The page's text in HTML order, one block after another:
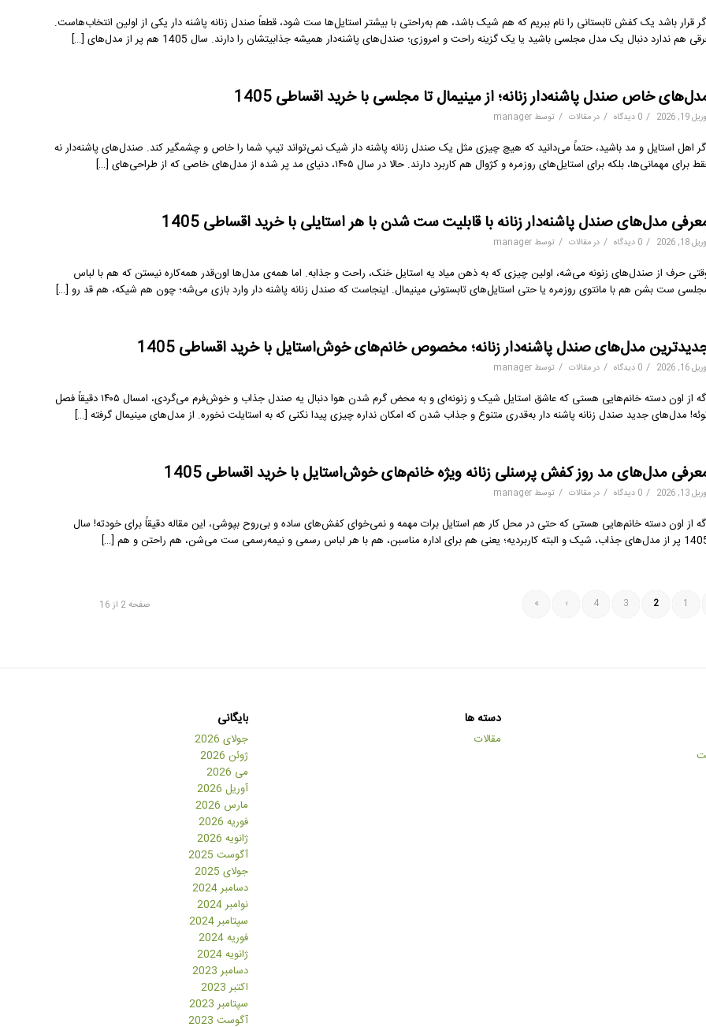
قرار باشد یک کفش تابستانی را نام ببریم که هم شیک باشد، هم به‌راحتی با بیشتر استایل‌ها ست شود، قطعاً صندل زنانه پاشنه دار یکی از اولین انتخاب‌هاست.
هم ندارد دنبال یک مدل مجلسی باشید یا یک گزینه راحت و امروزی؛ صندل‌های پاشنه‌دار همیشه جذابیتشان را دارند. سال 1405 هم پر از مدل‌های […]
خاص صندل پاشنه‌دار زنانه؛ از مینیمال تا مجلسی با خرید اقساطی 1405
19, 2026
/ 0 دیدگاه / درمقالات / توسط manager
اهل استایل و مد باشید، حتماً می‌دانید که هیچ چیزی مثل یک صندل زنانه پاشنه دار شیک نمی‌تواند تیپ شما را خاص و چشمگیر کند. صندل‌های پاشنه‌دار نه
برای مهمانی‌ها، بلکه برای استایل‌های روزمره و کژوال هم کاربرد دارند. حالا در سال ۱۴۰۵، دنیای مد پر شده از مدل‌های خاصی که از طراحی‌های […]
مدل‌های صندل پاشنه‌دار زنانه با قابلیت ست شدن با هر استایلی با خرید اقساطی 1405
18, 2026
/ 0 دیدگاه / درمقالات / توسط manager
حرف از صندل‌های زنونه می‌شه، اولین چیزی که به ذهن میاد یه استایل خنک، راحت و جذابه. اما همه‌ی مدل‌ها اون‌قدر همه‌کاره نیستن که هم با لباس
ست بشن هم با مانتوی روزمره یا حتی استایل‌های تابستونی مینیمال. اینجاست که صندل زنانه پاشنه دار وارد بازی می‌شه؛ چون هم شیکه، هم قد رو […]
مدل‌های صندل پاشنه‌دار زنانه؛ مخصوص خانم‌های خوش‌استایل با خرید اقساطی 1405
16, 2026
/ 0 دیدگاه / درمقالات / توسط manager
اگه از اون دسته خانم‌هایی هستی که عاشق استایل شیک و زنونه‌ای و به محض گرم شدن هوا دنبال یه صندل جذاب و خوش‌فرم می‌گردی، امسال ۱۴۰۵ دقیقاً فصل
مدل‌های جدید صندل زنانه پاشنه دار به‌قدری متنوع و جذاب شدن که امکان نداره چیزی پیدا نکنی که به استایلت نخوره. از مدل‌های مینیمال گرفته […]
مدل‌های مد روز کفش پرسنلی زنانه ویژه خانم‌های خوش‌استایل با خرید اقساطی 1405
13, 2026
/ 0 دیدگاه / درمقالات / توسط manager
از اون دسته خانم‌هایی هستی که حتی در محل کار هم استایل برات مهمه و نمی‌خوای کفش‌های ساده و بی‌روح بپوشی، این مقاله دقیقاً برای خودته! سال
البته کاربردیه؛ یعنی هم برای اداره مناسبن، هم با هر لباس رسمی و نیمه‌رسمی ست می‌شن، هم راحتن و هم […]
صفحه 2 از 16 1
2
3
4
›
»
دسته ها
مقالات
بایگانی
جولای 2026
ژوئن 2026
می 2026
آوریل 2026
مارس 2026
فوریه 2026
ژانویه 2026
آگوست 2025
جولای 2025
دسامبر 2024
نوامبر 2024
سپتامبر 2024
فوریه 2024
ژانویه 2024
دسامبر 2023
اکتبر 2023
سپتامبر 2023
آگوست 2023